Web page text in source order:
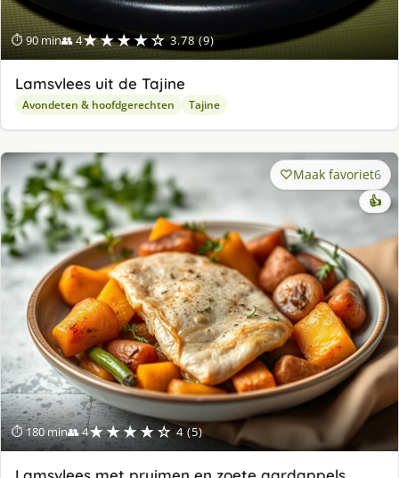
⏱ 90 min👥 4★★★★☆ 3.78 (9)
Lamsvlees uit de Tajine
Avondeten & hoofdgerechten Tajine
⏱ 180 min👥 4★★★★☆ 4 (5)
Maak favoriet6
👍